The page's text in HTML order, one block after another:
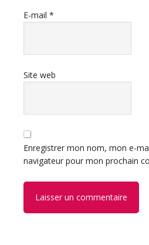
E-mail *
Site web
Enregistrer mon nom, mon e-
navigateur pour mon prochain